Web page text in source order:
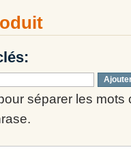
séparer les mots